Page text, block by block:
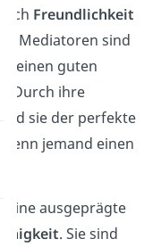
Freundlichkeit
. Mediatoren sind
einen guten
Durch ihre
sind sie der perfekte
jemand einen
eine ausgeprägte
. Sie sind